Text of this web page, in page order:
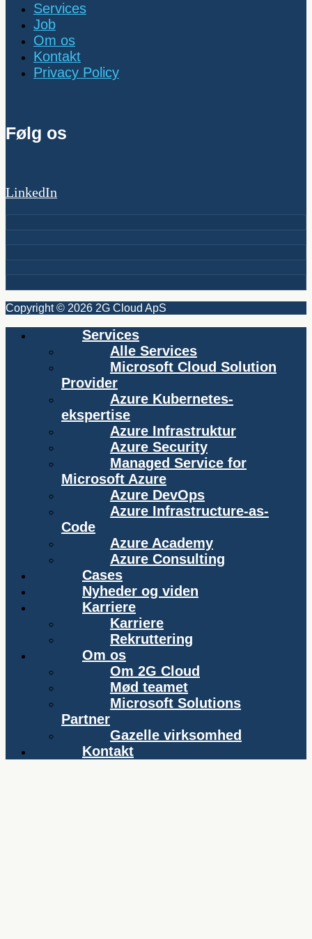
Services
Job
Om os
Kontakt
Privacy Policy
Følg os
LinkedIn
Copyright © 2026 2G Cloud ApS
Services
Alle Services
Microsoft Cloud Solution
Provider
Azure Kubernetes-
ekspertise
Azure Infrastruktur
Azure Security
Managed Service for
Microsoft Azure
Azure DevOps
Azure Infrastructure-as-
Code
Azure Academy
Azure Consulting
Cases
Nyheder og viden
Karriere
Karriere
Rekruttering
Om os
Om 2G Cloud
Mød teamet
Microsoft Solutions
Partner
Gazelle virksomhed
Kontakt